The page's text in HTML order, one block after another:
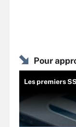
Pour
Les premiers